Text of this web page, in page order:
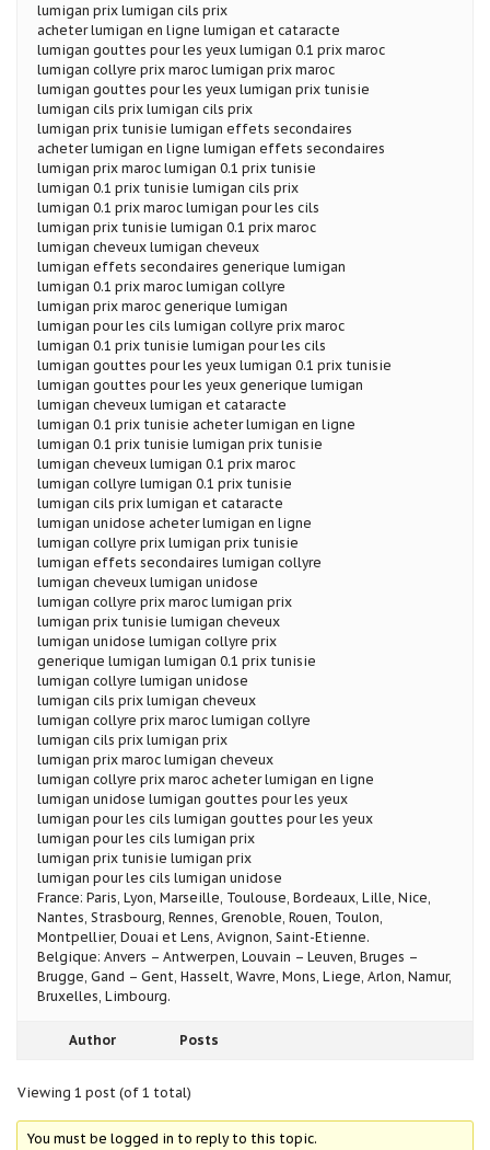
lumigan prix lumigan cils prix
acheter lumigan en ligne lumigan et cataracte
lumigan gouttes pour les yeux lumigan 0.1 prix maroc
lumigan collyre prix maroc lumigan prix maroc
lumigan gouttes pour les yeux lumigan prix tunisie
lumigan cils prix lumigan cils prix
lumigan prix tunisie lumigan effets secondaires
acheter lumigan en ligne lumigan effets secondaires
lumigan prix maroc lumigan 0.1 prix tunisie
lumigan 0.1 prix tunisie lumigan cils prix
lumigan 0.1 prix maroc lumigan pour les cils
lumigan prix tunisie lumigan 0.1 prix maroc
lumigan cheveux lumigan cheveux
lumigan effets secondaires generique lumigan
lumigan 0.1 prix maroc lumigan collyre
lumigan prix maroc generique lumigan
lumigan pour les cils lumigan collyre prix maroc
lumigan 0.1 prix tunisie lumigan pour les cils
lumigan gouttes pour les yeux lumigan 0.1 prix tunisie
lumigan gouttes pour les yeux generique lumigan
lumigan cheveux lumigan et cataracte
lumigan 0.1 prix tunisie acheter lumigan en ligne
lumigan 0.1 prix tunisie lumigan prix tunisie
lumigan cheveux lumigan 0.1 prix maroc
lumigan collyre lumigan 0.1 prix tunisie
lumigan cils prix lumigan et cataracte
lumigan unidose acheter lumigan en ligne
lumigan collyre prix lumigan prix tunisie
lumigan effets secondaires lumigan collyre
lumigan cheveux lumigan unidose
lumigan collyre prix maroc lumigan prix
lumigan prix tunisie lumigan cheveux
lumigan unidose lumigan collyre prix
generique lumigan lumigan 0.1 prix tunisie
lumigan collyre lumigan unidose
lumigan cils prix lumigan cheveux
lumigan collyre prix maroc lumigan collyre
lumigan cils prix lumigan prix
lumigan prix maroc lumigan cheveux
lumigan collyre prix maroc acheter lumigan en ligne
lumigan unidose lumigan gouttes pour les yeux
lumigan pour les cils lumigan gouttes pour les yeux
lumigan pour les cils lumigan prix
lumigan prix tunisie lumigan prix
lumigan pour les cils lumigan unidose
France: Paris, Lyon, Marseille, Toulouse, Bordeaux, Lille, Nice,
Nantes, Strasbourg, Rennes, Grenoble, Rouen, Toulon,
Montpellier, Douai et Lens, Avignon, Saint-Etienne.
Belgique: Anvers – Antwerpen, Louvain – Leuven, Bruges –
Brugge, Gand – Gent, Hasselt, Wavre, Mons, Liege, Arlon, Namur,
Bruxelles, Limbourg.
Author Posts
Viewing 1 post (of 1 total)
You must be logged in to reply to this topic.